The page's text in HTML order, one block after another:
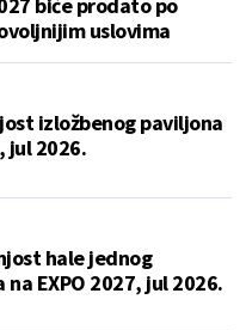
uslovima
izložbenog paviljona
jul 2026.
hale jednog
EXPO 2027, jul 2026.